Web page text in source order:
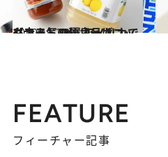
2020.11.20
【コストコ】オーガニックフード10選 アメリカでも大人気の優良品はコレ！
グルメ
FEATURE
フィーチャー記事